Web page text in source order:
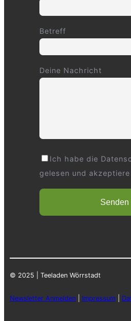
Betreff
Deine Nachricht
Ich habe die
gelesen und
© 2025 | Teeladen Wörrstadt
Newsletter Anmelden| Impressum|